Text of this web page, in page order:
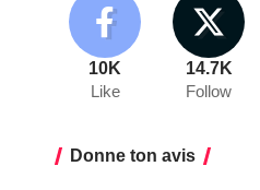
10K
Like
14.7K
Follow
Donne ton avis